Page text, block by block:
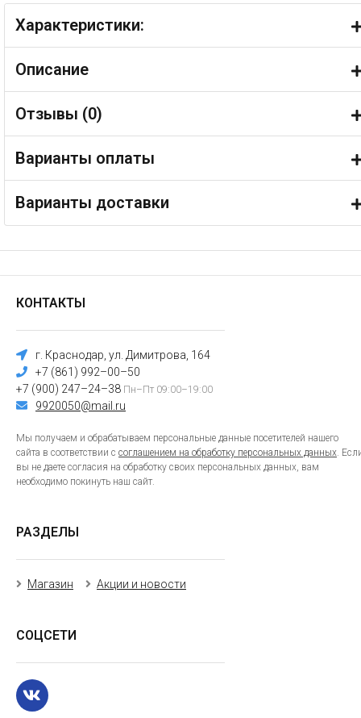
Характеристики:
Описание
Отзывы (0)
Варианты оплаты
Варианты доставки
КОНТАКТЫ
г. Краснодар, ул. Димитрова, 164
+7 (861) 992–00–50
+7 (900) 247–24–38 Пн–Пт 09:00–19:00
9920050@mail.ru
Мы получаем и обрабатываем персональные данные посетителей нашего
сайта в соответствии с соглашением на обработку персональных данных.
вы не даете согласия на обработку своих персональных данных, вам
необходимо покинуть наш сайт.
РАЗДЕЛЫ
Магазин Акции и новости
СОЦСЕТИ